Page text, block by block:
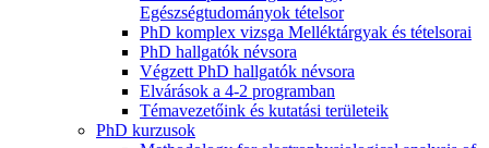
Egészségtudományok tételsor
PhD komplex vizsga Melléktárgyak és tételsorai
PhD hallgatók névsora
Végzett PhD hallgatók névsora
Elvárások a 4-2 programban
Témavezetőink és kutatási területeik
PhD kurzusok